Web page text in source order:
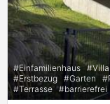
#Einfamilienhaus #Villa
#Erstbezug #Garten #
#Terrasse #barrierefrei